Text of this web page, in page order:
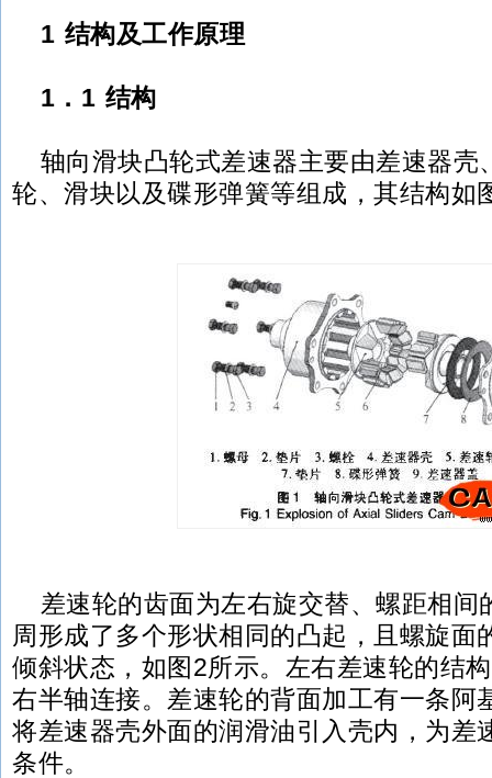
1 结构及工作原理
1．1 结构
轴向滑块凸轮式差速器主要由差速器壳
轮、滑块以及碟形弹簧等组成，其结构如
差速轮的齿面为左右旋交替、螺距相间
周形成了多个形状相同的凸起，且螺旋面
倾斜状态，如图2所示。左右差速轮的结
右半轴连接。差速轮的背面加工有一条阿
将差速器壳外面的润滑油引入壳内，为差
条件。